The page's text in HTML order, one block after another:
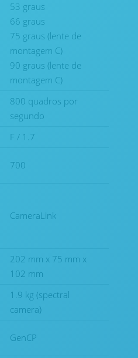
53 graus
66 graus
75 graus (lente de
montagem C)
90 graus (lente de
montagem C)
800 quadros por
segundo
F / 1.7
700
CameraLink
202 mm x 75 mm x
102 mm
1.9 kg (spectral
camera)
GenCP